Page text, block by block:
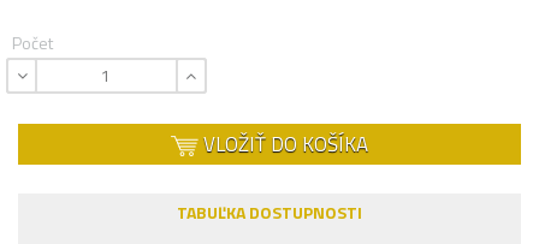
Počet
VLOŽIŤ DO KOŠÍKA
TABUĽKA DOSTUPNOSTI